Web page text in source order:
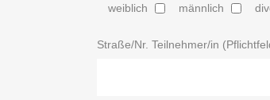
weiblich
männlich
Straße/Nr. Teilnehmer/in